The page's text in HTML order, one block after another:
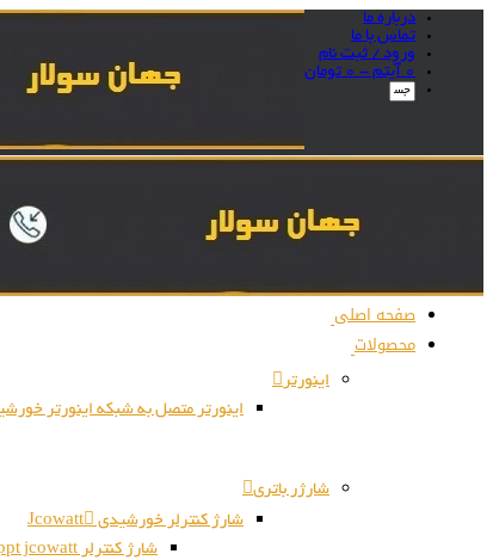
درباره ما
تماس با ما
ورود / ثبت نام
0 آیتم -
0 تومان
صفحه اصلی
محصولات
اینورتر
اینورتر متصل به شبکه اینورتر
شارژر باتری
شارژ کنترلر خورشیدی Jcowatt
شارژ کنترلر mppt jcowatt